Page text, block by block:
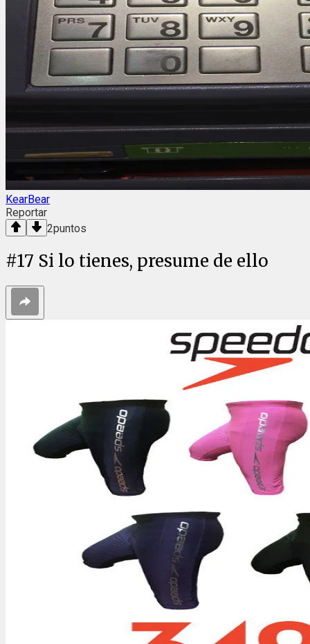
KearBear
Reportar
2puntos
#17 Si lo tienes, presume de ello